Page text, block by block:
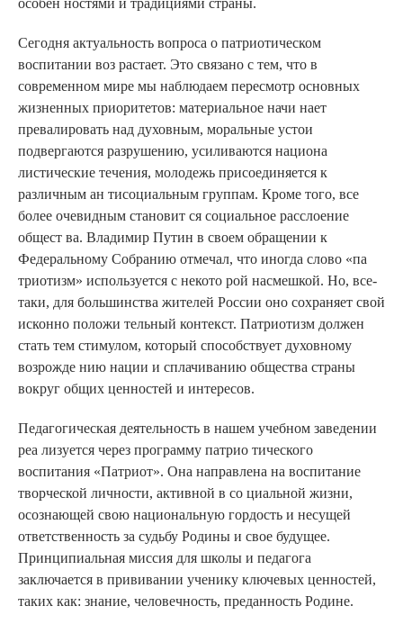
Сегодня актуальность вопроса о патриотическом
воспитании воз растает. Это связано с тем, что в
современном мире мы наблюдаем пересмотр основных
жизненных приоритетов: материальное начи нает
превалировать над духовным, моральные устои
подвергаются разрушению, усиливаются национа
листические течения, молодежь присоединяется к
различным ан тисоциальным группам. Кроме того, все
более очевидным становит ся социальное расслоение
общест ва. Владимир Путин в своем обращении к
Федеральному Собранию отмечал, что иногда слово «па
триотизм» используется с некото рой насмешкой. Но, все-
таки, для большинства жителей России оно сохраняет свой
исконно положи тельный контекст. Патриотизм должен
стать тем стимулом, который способствует духовному
возрожде нию нации и сплачиванию общества страны
вокруг общих ценностей и интересов.
Педагогическая деятельность в нашем учебном заведении
реа лизуется через программу патрио тического
воспитания «Патриот». Она направлена на воспитание
творческой личности, активной в со циальной жизни,
осознающей свою национальную гордость и несущей
ответственность за судьбу Родины и свое будущее.
Принципиальная миссия для школы и педагога
заключается в прививании ученику ключевых ценностей,
таких как: знание, человечность, преданность Родине.